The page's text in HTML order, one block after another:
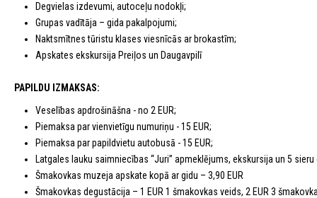
Degvielas izdevumi, autoceļu nodokļi;
Grupas vadītāja – gida pakalpojumi;
Naktsmītnes tūristu klases viesnīcās ar brokastīm;
Apskates ekskursija Preiļos un Daugavpilī
PAPILDU IZMAKSAS:
Veselības apdrošināšna - no 2 EUR;
Piemaksa par vienvietīgu numuriņu - 15 EUR;
Piemaksa par papildvietu autobusā - 15 EUR;
Latgales lauku saimniecības “Juri” apmeklējums, ekskursija un 5 sieru
Šmakovkas muzeja apskate kopā ar gidu – 3,90 EUR
Šmakovkas degustācija – 1 EUR 1 šmakovkas veids, 2 EUR 3